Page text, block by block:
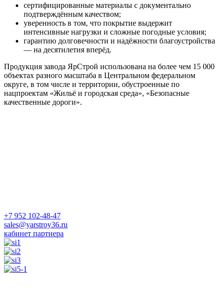
сертифицированные материалы с документально
подтверждённым качеством;
уверенность в том, что покрытие выдержит
интенсивные нагрузки и сложные погодные условия;
гарантию долговечности и надёжности благоустройства
— на десятилетия вперёд.
Продукция завода ЯрСтрой использована на более чем 15 000
объектах разного масштаба в Центральном федеральном
округе, в том числе и территории, обустроенные по
нацпроектам «Жильё и городская среда», «Безопасные
качественные дороги».
+7 952 102-48-47
sales@yarstroy36.ru
кабинет партнера